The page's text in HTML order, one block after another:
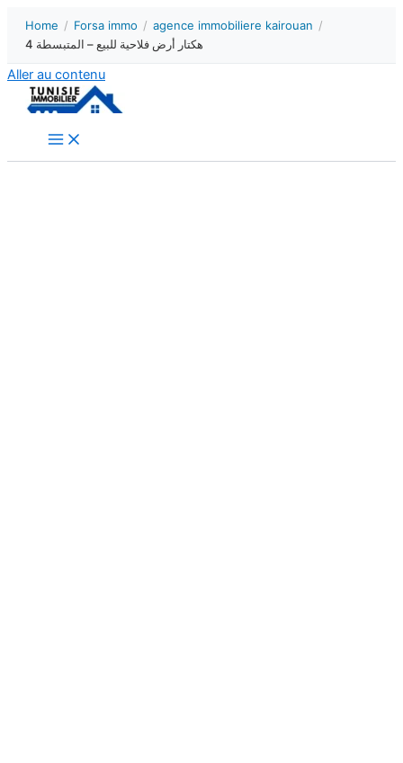
Home / Forsa immo / agence immobiliere kairouan /
4 هكتار أرض فلاحية للبيع – المتبسطة
Aller au contenu